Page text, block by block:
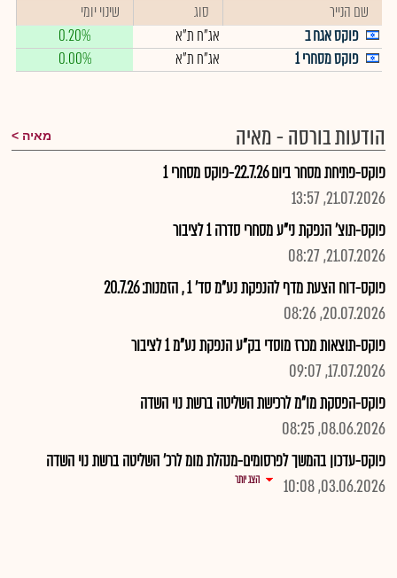
שם הנייר סוג
שינוי יומי
פוקס אגח ב
אג"ח ת"א
0.20%
פוקס מסחרי 1
אג"ח ת"א 0.00%
הודעות בורסה - מאיה מאיה
פוקס-פתיחת מסחר ביום 22.7.26-פוקס מסחרי 1
21.07.2026, 13:57
פוקס-תוצ' הנפקת ני"ע מסחרי סדרה 1 לציבור
21.07.2026, 08:27
פוקס-דוח הצעת מדף להנפקת נע"מ סד' 1 , הזמנות: 20.7.26
20.07.2026, 08:26
פוקס-תוצאות מכרז מוסדי בק"ע הנפקת נע"מ 1 לציבור
17.07.2026, 09:07
פוקס-הפסקת מו"מ לרכישת השליטה ברשת נוי השדה
08.06.2026, 08:25
פוקס-עדכון בהמשך לפרסומים-מנהלת מומ לרכ' השליטה ברשת נוי השדה
03.06.2026, 10:08
הצג יותר